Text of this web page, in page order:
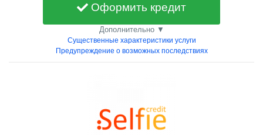
Оформить кредит
Дополнительно ▼
Существенные характеристики услуги
Предупреждение о возможных последствиях